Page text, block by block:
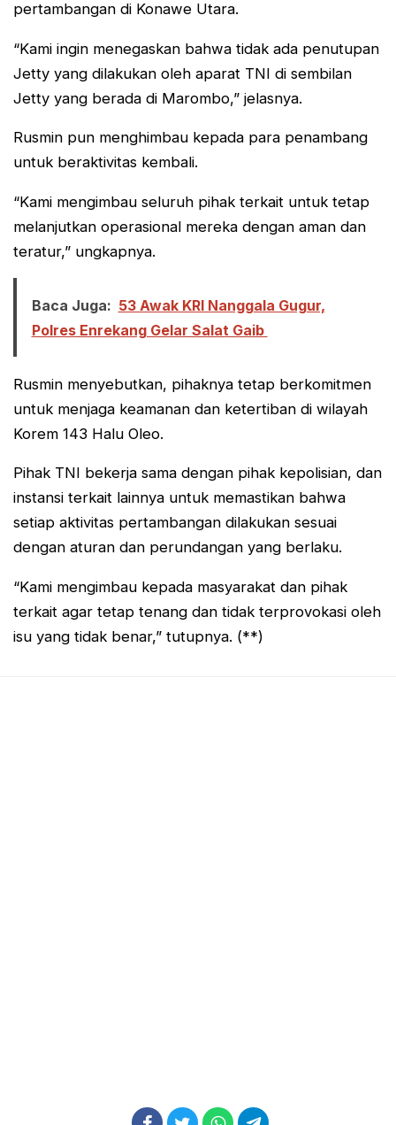
pertambangan di Konawe Utara.
“Kami ingin menegaskan bahwa tidak ada penutupan
Jetty yang dilakukan oleh aparat TNI di sembilan
Jetty yang berada di Marombo,” jelasnya.
Rusmin pun menghimbau kepada para penambang
untuk beraktivitas kembali.
“Kami mengimbau seluruh pihak terkait untuk tetap
melanjutkan operasional mereka dengan aman dan
teratur,” ungkapnya.
Baca Juga: 53 Awak KRI Nanggala Gugur,
Polres Enrekang Gelar Salat Gaib
Rusmin menyebutkan, pihaknya tetap berkomitmen
untuk menjaga keamanan dan ketertiban di wilayah
Korem 143 Halu Oleo.
Pihak TNI bekerja sama dengan pihak kepolisian, dan
instansi terkait lainnya untuk memastikan bahwa
setiap aktivitas pertambangan dilakukan sesuai
dengan aturan dan perundangan yang berlaku.
“Kami mengimbau kepada masyarakat dan pihak
terkait agar tetap tenang dan tidak terprovokasi oleh
isu yang tidak benar,” tutupnya. (**)